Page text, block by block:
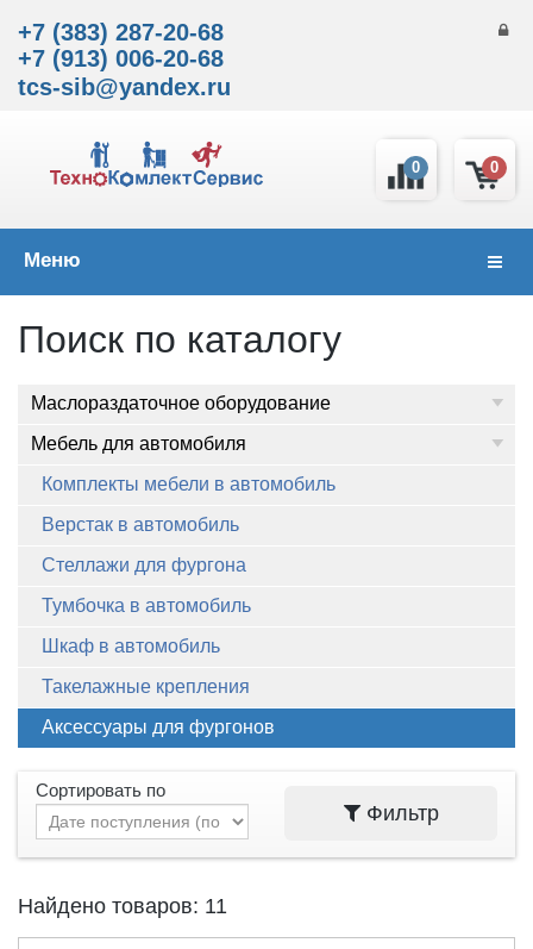
+7 (383) 287-20-68
+7 (913) 006-20-68
tcs-sib@yandex.ru
0
0
Меню
Поиск по каталогу
Маслораздаточное оборудование
Мебель для автомобиля
Комплекты мебели в автомобиль
Верстак в автомобиль
Стеллажи для фургона
Тумбочка в автомобиль
Шкаф в автомобиль
Такелажные крепления
Аксессуары для фургонов
Сортировать по
Фильтр
Найдено товаров: 11